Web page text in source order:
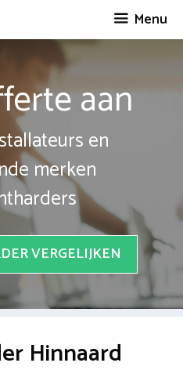
Menu
aan
en
merken
VERGELIJKEN
Hinnaard